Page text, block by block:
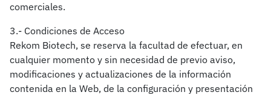
comerciales.
3.- Condiciones de Acceso
Rekom Biotech, se reserva la facultad de efectuar, en
cualquier momento y sin necesidad de previo aviso,
modificaciones y actualizaciones de la información
contenida en la Web, de la configuración y presentación